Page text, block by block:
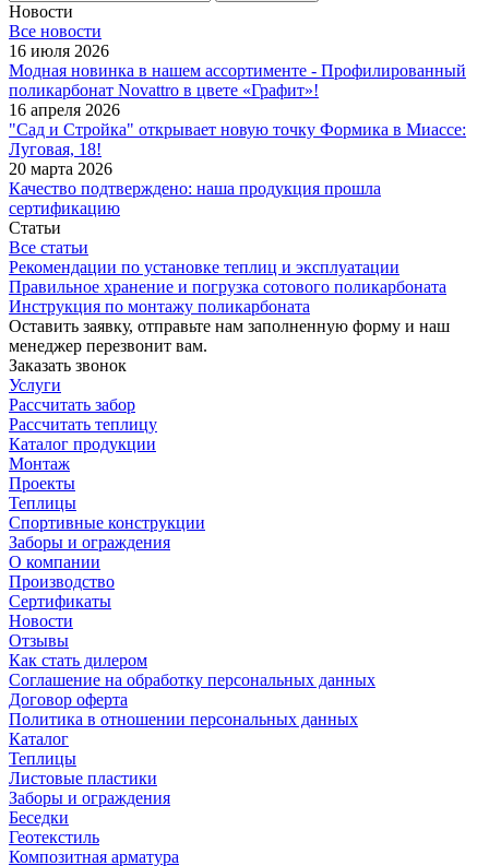
Новости
Все новости
16 июля 2026
Модная новинка в нашем ассортименте - Профилированный
поликарбонат Novattro в цвете «Графит»!
16 апреля 2026
"Сад и Стройка" открывает новую точку Формика в Миассе:
Луговая, 18!
20 марта 2026
Качество подтверждено: наша продукция прошла
сертификацию
Статьи
Все статьи
Рекомендации по установке теплиц и эксплуатации
Правильное хранение и погрузка сотового поликарбоната
Инструкция по монтажу поликарбоната
Оставить заявку, отправьте нам заполненную форму и наш
менеджер перезвонит вам.
Заказать звонок
Услуги
Рассчитать забор
Рассчитать теплицу
Каталог продукции
Монтаж
Проекты
Теплицы
Спортивные конструкции
Заборы и ограждения
О компании
Производство
Сертификаты
Новости
Отзывы
Как стать дилером
Соглашение на обработку персональных данных
Договор оферта
Политика в отношении персональных данных
Каталог
Теплицы
Листовые пластики
Заборы и ограждения
Беседки
Геотекстиль
Композитная арматура